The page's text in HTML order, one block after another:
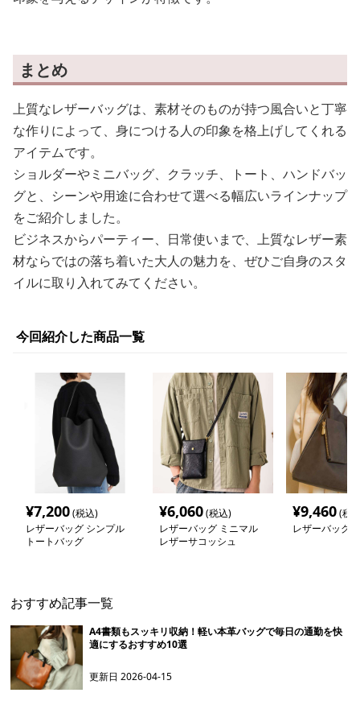
まとめ
上質なレザーバッグは、素材そのものが持つ風合いと丁寧
な作りによって、身につける人の印象を格上げしてくれる
アイテムです。
ショルダーやミニバッグ、クラッチ、トート、ハンドバッ
グと、シーンや用途に合わせて選べる幅広いラインナップ
をご紹介しました。
ビジネスからパーティー、日常使いまで、上質なレザー素
材ならではの落ち着いた大人の魅力を、ぜひご自身のスタ
イルに取り入れてみてください。
今回紹介した商品一覧
¥7,200(税込)
レザーバッグ シンプル
トートバッグ
¥6,060(税込)
レザーバッグ ミニマル
レザーサコッシュ
¥9,460(税
レザーバッグ
おすすめ記事一覧
A4書類もスッキリ収納！軽い本革バッグで毎日の通勤を快
適にするおすすめ10選
更新日2026-04-15